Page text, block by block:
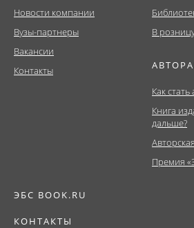
Новости компании
Вузы-партнеры
Вакансии
Контакты
В
Как
Книга
дальше?
Премия
ЭБС BOOK.RU
КОНТАКТЫ